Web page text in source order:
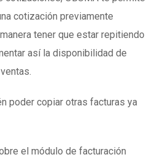
cotización previamente
tener que estar repitiendo
así la disponibilidad de
poder copiar otras facturas ya
el módulo de facturación